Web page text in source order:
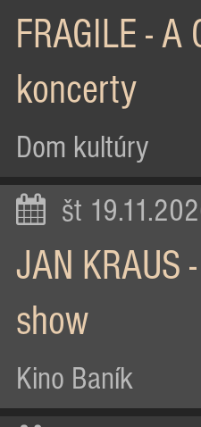
FRAGILE - A
koncerty
Dom kultúry
št
JAN KRAUS
show
Kino Baník